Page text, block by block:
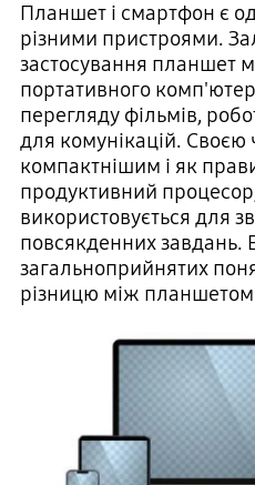
Планшет і смартфон є
різними пристроями.
застосування планшет
портативного
перегляду фільмів,
для комунікацій.
компактнішим і як
продуктивний
використовується для
повсякденних завдань.
загальноприйнятих
різницю між